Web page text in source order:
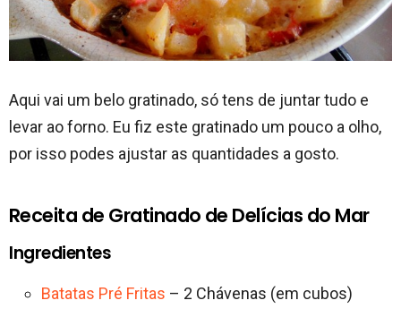
Aqui vai um belo gratinado, só tens de juntar tudo e
levar ao forno. Eu fiz este gratinado um pouco a olho,
por isso podes ajustar as quantidades a gosto.
Receita de Gratinado de Delícias do Mar
Ingredientes
Batatas Pré Fritas – 2 Chávenas (em cubos)